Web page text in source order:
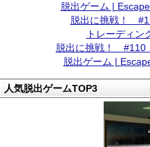
脱出ゲーム |
脱出に挑戦！
トレーディン
脱出に挑戦！ #110
脱出ゲーム |
人気脱出ゲームTOP3